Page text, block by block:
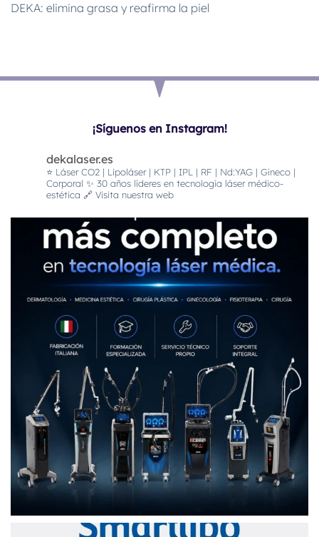
DEKA: elimina grasa y reafirma la piel
¡Síguenos en Instagram!
dekalaser.es
⭐️ Láser CO2 | Lipoláser | KTP | IPL | RF | Nd:YAG | Gineco |
Corporal ✨ 30 años líderes en tecnología láser médico-
estética 🔗 Visita nuestra web